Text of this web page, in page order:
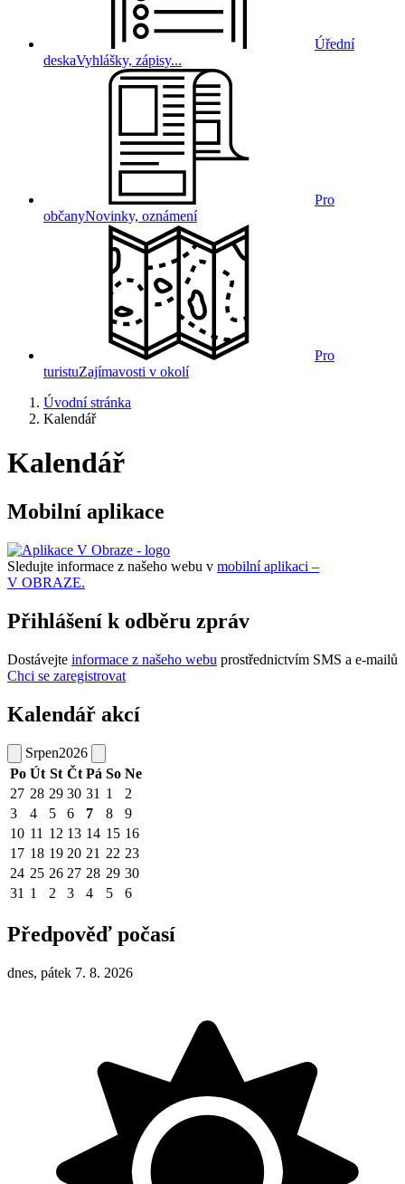
Úřední
deskaVyhlášky, zápisy...
Pro
občanyNovinky, oznámení
Pro
turistuZajímavosti v okolí
Úvodní stránka
Kalendář
Kalendář
Mobilní aplikace
Sledujte informace z našeho webu v mobilní aplikaci –
V OBRAZE.
Přihlášení k odběru zpráv
Dostávejte informace z našeho webu prostřednictvím SMS a e-mailů
Chci se zaregistrovat
Kalendář akcí
Srpen2026
Po Út St Čt Pá So Ne
27 28 29 30 31 1
2
3
4 5 6 7 8
9
10 11 12 13 14 15 16
17 18 19 20 21 22 23
24 25 26 27 28 29 30
31 1 2 3 4 5 6
Předpověď počasí
dnes, pátek 7. 8. 2026